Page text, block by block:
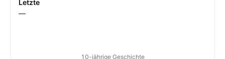
Letzte
—
10-jährige Geschichte